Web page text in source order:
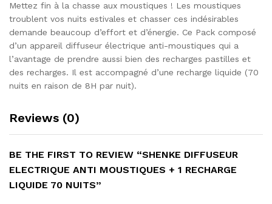
Mettez fin à la chasse aux moustiques ! Les moustiques
troublent vos nuits estivales et chasser ces indésirables
demande beaucoup d’effort et d’énergie. Ce Pack composé
d’un appareil diffuseur électrique anti-moustiques qui a
l’avantage de prendre aussi bien des recharges pastilles et
des recharges. Il est accompagné d’une recharge liquide (70
nuits en raison de 8H par nuit).
Reviews (0)
BE THE FIRST TO REVIEW “SHENKE DIFFUSEUR
ELECTRIQUE ANTI MOUSTIQUES + 1 RECHARGE
LIQUIDE 70 NUITS”